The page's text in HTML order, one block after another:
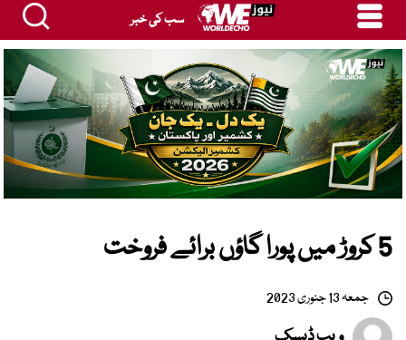
سب کی خبر
5 کروڑ میں پورا گاؤں برائے فروخت
جمعہ 13 جنوری 2023